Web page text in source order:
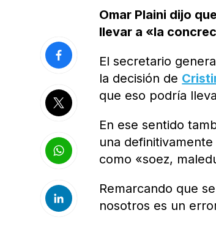
Omar Plaini dijo
llevar a «la
El secretario
la decisión de
que eso podría
En ese sentido
una
como «soez,
Remarcando que
nosotros es un